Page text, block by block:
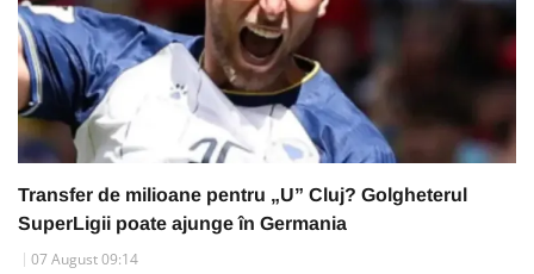
Transfer de milioane pentru „U” Cluj? Golgheterul
SuperLigii poate ajunge în Germania
07 August 09:14